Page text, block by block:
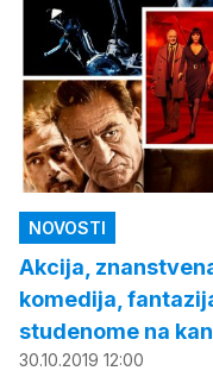
NOVOSTI
Akcija,
komedija,
studenome na
30.10.2019 12:00